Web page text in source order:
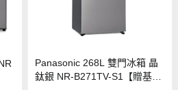
Panasonic 268L 雙門冰箱 晶
鈦銀 NR-B271TV-S1【贈基本